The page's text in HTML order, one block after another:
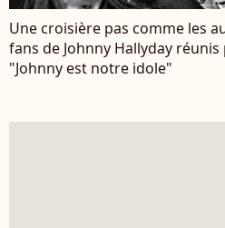
Une croisière pas comme les
fans de Johnny Hallyday réunis
"Johnny est notre idole"